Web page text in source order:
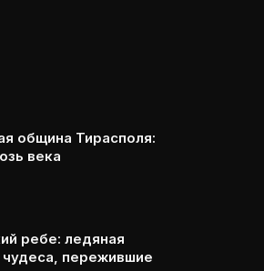
община Тирасполя:
века
ребе: ледяная
чудеса, пережившие